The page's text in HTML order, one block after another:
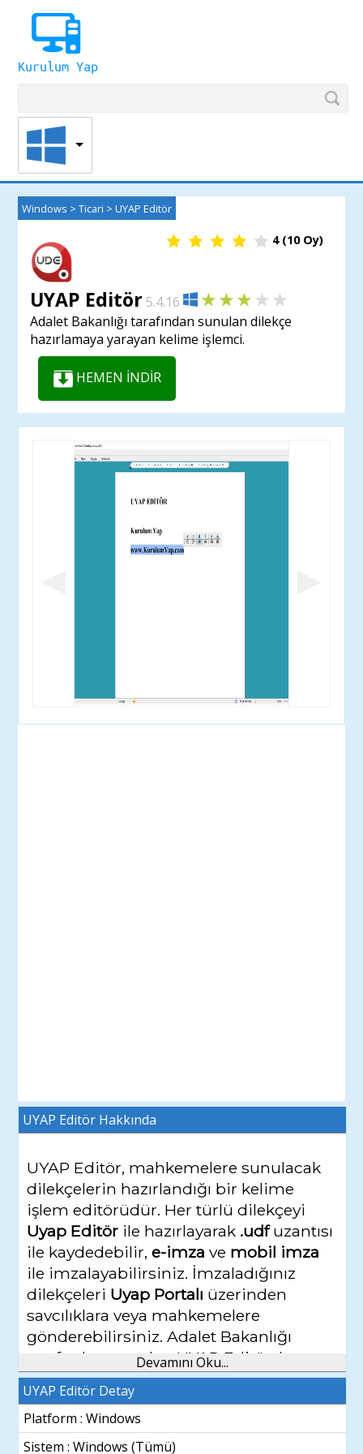
Windows >Ticari >UYAP Editör
4(10Oy)
UYAP Editör 5.4.16
Adalet Bakanlığı tarafından sunulan dilekçe
hazırlamaya yarayan kelime işlemci.
HEMEN İNDİR
UYAP Editör Hakkında
UYAP Editör, mahkemelere sunulacak
dilekçelerin hazırlandığı bir kelime
işlem editörüdür. Her türlü dilekçeyi
Uyap Editör ile hazırlayarak .udfuzantısı
ile kaydedebilir,e-imza ve mobil imza
ile imzalayabilirsiniz. İmzaladığınız
dilekçeleri Uyap Portalı üzerinden
savcılıklara veya mahkemelere
gönderebilirsiniz. Adalet Bakanlığı
tarafından sunulanUYAP Editör
, hem
avukatların hem de vatandaşların
kullanımına açıktır.
Önemli Not :Uyap Editörü sisteminizde
Devamını Oku...
UYAP Editör Detay
Platform : Windows
Sistem :Windows (Tümü)